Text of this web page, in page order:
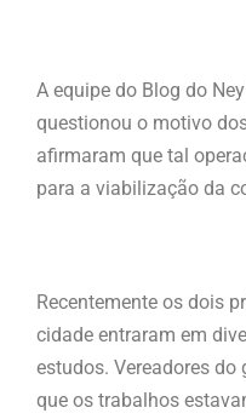
A equipe do Blog do
questionou o motivo
afirmaram que tal
para a viabilização da
Recentemente os dois
cidade entraram em
estudos. Vereadores
que os trabalhos